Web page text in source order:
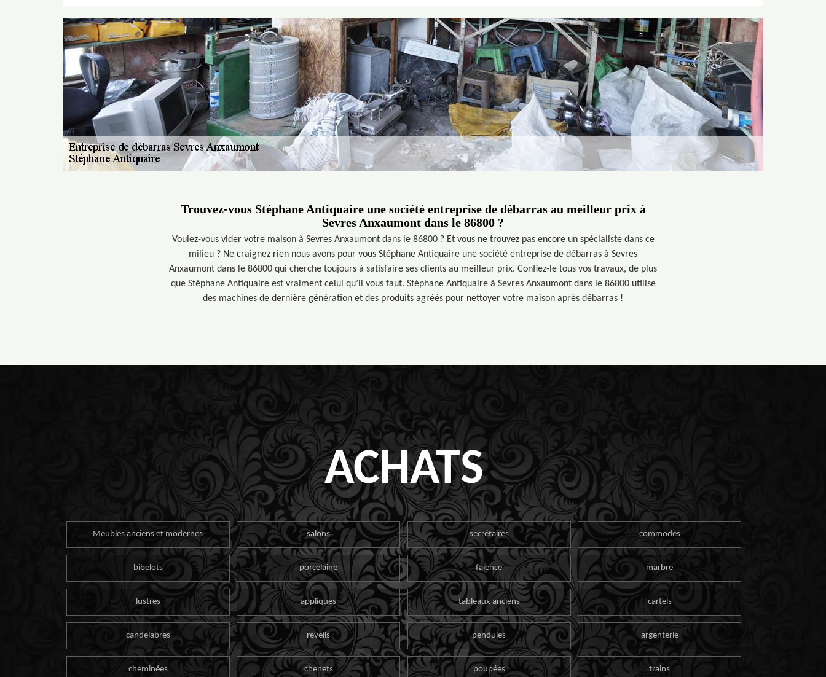
Trouvez-vous Stéphane Antiquaire une société entreprise de débarras au meilleur prix à
Sevres Anxaumont dans le 86800 ?
Voulez-vous vider votre maison à Sevres Anxaumont dans le 86800 ? Et vous ne trouvez pas encore un spécialiste dans ce
milieu ? Ne craignez rien nous avons pour vous Stéphane Antiquaire une société entreprise de débarras à Sevres
Anxaumont dans le 86800 qui cherche toujours à satisfaire ses clients au meilleur prix. Confiez-le tous vos travaux, de plus
que Stéphane Antiquaire est vraiment celui qu’il vous faut. Stéphane Antiquaire à Sevres Anxaumont dans le 86800 utilise
des machines de dernière génération et des produits agréés pour nettoyer votre maison après débarras !
ACHATS
Meubles anciens et modernes salons secrétaires commodes
bibelots porcelaine faïence marbre
lustres appliques tableaux anciens cartels
candelabres reveils pendules argenterie
cheminées chenets poupées trains